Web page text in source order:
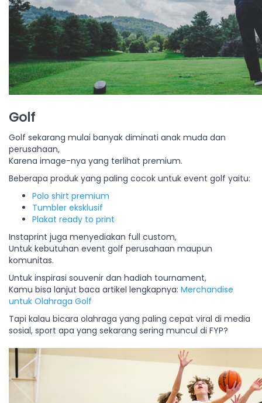
Golf
Golf sekarang mulai banyak diminati anak muda dan
perusahaan,
Karena image-nya yang terlihat premium.
Beberapa produk yang paling cocok untuk event golf yaitu:
Polo shirt premium
Tumbler eksklusif
Plakat ready to print
Instaprint juga menyediakan full custom,
Untuk kebutuhan event golf perusahaan maupun
komunitas.
Untuk inspirasi souvenir dan hadiah tournament,
Kamu bisa lanjut baca artikel lengkapnya: Merchandise
untuk Olahraga Golf
Tapi kalau bicara olahraga yang paling cepat viral di media
sosial, sport apa yang sekarang sering muncul di FYP?